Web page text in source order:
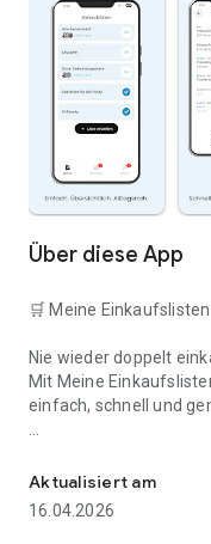
Über diese App
🛒 Meine
Nie wieder doppelt
Mit Meine
einfach, schnell und
👨‍👩‍👧 Gemeinsame
Aktualisiert am
16.04.2026